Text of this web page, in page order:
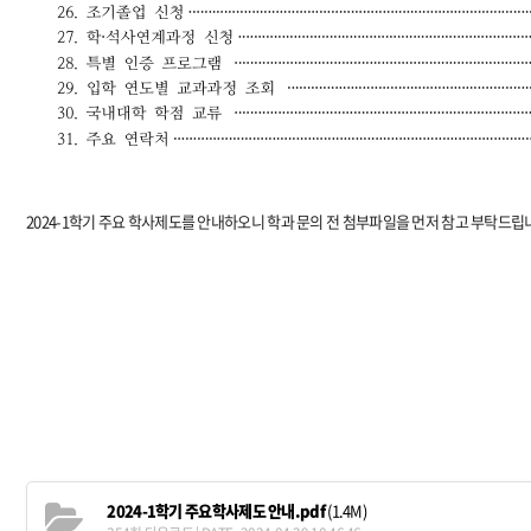
2024-1학기 주요 학사제도를 안내하오니 학과 문의 전 첨부파일을 먼저 참고 부탁드립
2024-1학기 주요학사제도 안내.pdf(1.4M)